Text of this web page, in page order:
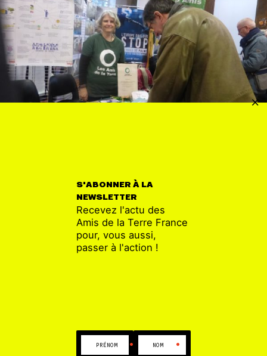
S'ABONNER À LA
NEWSLETTER
Recevez l'actu des
Amis de la Terre France
pour, vous aussi,
passer à l'action !
PRÉNOM • NOM •